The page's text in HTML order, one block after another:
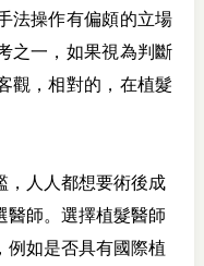
法操作有偏頗的立場
之一，如果視為判斷
觀，相對的，在植髮
，人人都想要術後成
醫師。選擇植髮醫師
例如是否具有國際植